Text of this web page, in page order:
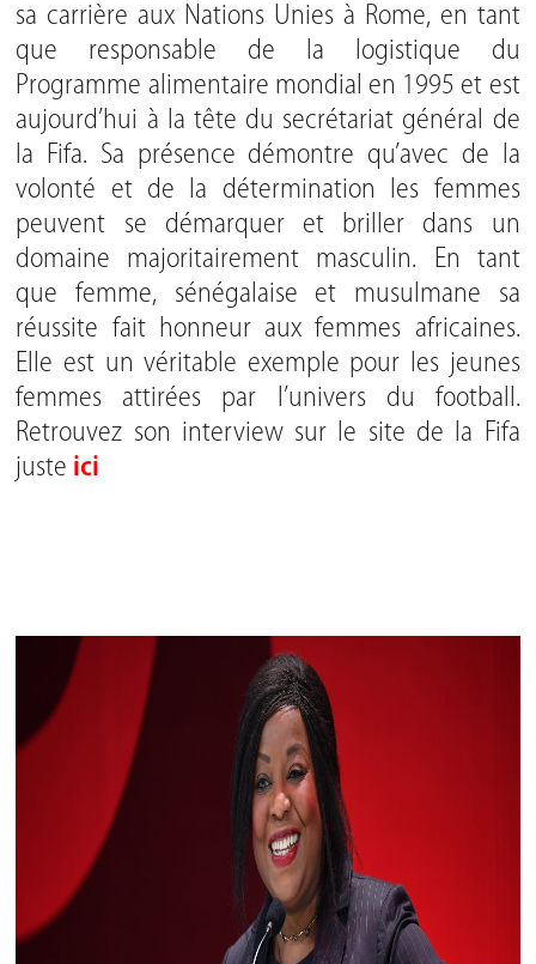
sa carrière aux Nations Unies à Rome, en tant
que responsable de la logistique du
Programme alimentaire mondial en 1995 et est
aujourd’hui à la tête du secrétariat général de
la Fifa. Sa présence démontre qu’avec de la
volonté et de la détermination les femmes
peuvent se démarquer et briller dans un
domaine majoritairement masculin. En tant
que femme, sénégalaise et musulmane sa
réussite fait honneur aux femmes africaines.
Elle est un véritable exemple pour les jeunes
femmes attirées par l’univers du football.
Retrouvez son interview sur le site de la Fifa
juste ici